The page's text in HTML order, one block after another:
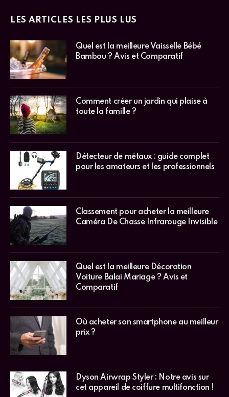
LES ARTICLES LES PLUS LUS
Quel est la meilleure Vaisselle Bébé
Bambou ? Avis et Comparatif
Comment créer un jardin qui plaise à
toute la famille ?
Détecteur de métaux : guide complet
pour les amateurs et les professionnels
Classement pour acheter la meilleure
Caméra De Chasse Infrarouge Invisible
Quel est la meilleure Décoration
Voiture Balai Mariage ? Avis et
Comparatif
Où acheter son smartphone au meilleur
prix ?
Dyson Airwrap Styler : Notre avis sur
cet appareil de coiffure multifonction !